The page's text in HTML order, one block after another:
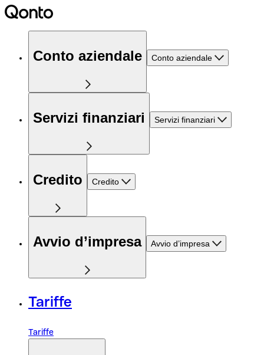
Conto aziendale Conto aziendale
Servizi finanziari Servizi finanziari
Credito Credito
Avvio d’impresa Avvio d’impresa
Tariffe
Tariffe